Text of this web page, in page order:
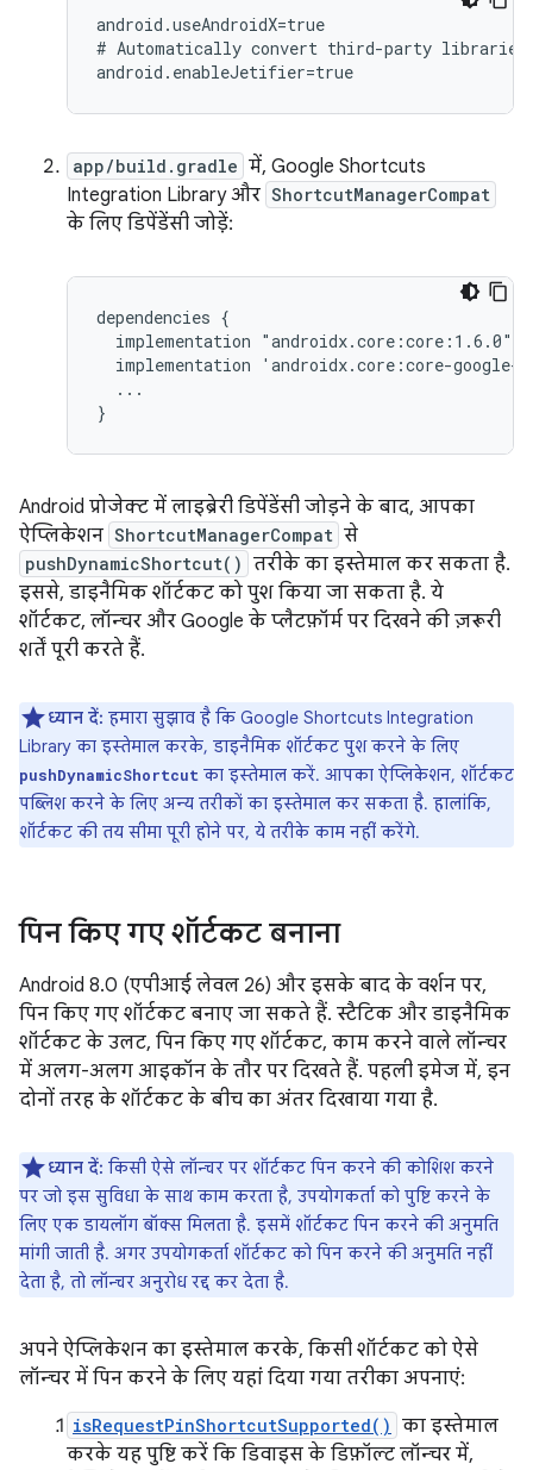
android.useAndroidX=true
# Automatically convert third-party libraries
app/build.gradle में, Google Shortcuts
Integration Library और ShortcutManagerCompat
के लिए डिपेंडेंसी जोड़ें:
dependencies
implementation
implementation
...
Android प्रोजेक्ट में लाइब्रेरी डिपेंडेंसी जोड़ने के बाद, आपका
ऐप्लिकेशन ShortcutManagerCompat से
pushDynamicShortcut() तरीके का इस्तेमाल कर सकता है.
इससे, डाइनैमिक शॉर्टकट को पुश किया जा सकता है. ये
शॉर्टकट, लॉन्चर और Google के प्लैटफ़ॉर्म पर दिखने की ज़रूरी
शर्तें पूरी करते हैं.
ध्यान दें: हमारा सुझाव है कि Google Shortcuts Integration
Library का इस्तेमाल करके, डाइनैमिक शॉर्टकट पुश करने के लिए
pushDynamicShortcut का इस्तेमाल करें. आपका ऐप्लिकेशन, शॉर्टकट
पब्लिश करने के लिए अन्य तरीकों का इस्तेमाल कर सकता है. हालांकि,
शॉर्टकट की तय सीमा पूरी होने पर, ये तरीके काम नहीं करेंगे.
पिन किए गए शॉर्टकट बनाना
Android 8.0 (एपीआई लेवल 26) और इसके बाद के वर्शन पर,
पिन किए गए शॉर्टकट बनाए जा सकते हैं. स्टैटिक और डाइनैमिक
शॉर्टकट के उलट, पिन किए गए शॉर्टकट, काम करने वाले लॉन्चर
में अलग-अलग आइकॉन के तौर पर दिखते हैं. पहली इमेज में, इन
दोनों तरह के शॉर्टकट के बीच का अंतर दिखाया गया है.
ध्यान दें: किसी ऐसे लॉन्चर पर शॉर्टकट पिन करने की कोशिश करने
पर जो इस सुविधा के साथ काम करता है, उपयोगकर्ता को पुष्टि करने के
लिए एक डायलॉग बॉक्स मिलता है. इसमें शॉर्टकट पिन करने की अनुमति
मांगी जाती है. अगर उपयोगकर्ता शॉर्टकट को पिन करने की अनुमति नहीं
देता है, तो लॉन्चर अनुरोध रद्द कर देता है.
अपने ऐप्लिकेशन का इस्तेमाल करके, किसी शॉर्टकट को ऐसे
लॉन्चर में पिन करने के लिए यहां दिया गया तरीका अपनाएं:
isRequestPinShortcutSupported() का इस्तेमाल
करके यह पुष्टि करें कि डिवाइस के डिफ़ॉल्ट लॉन्चर में,